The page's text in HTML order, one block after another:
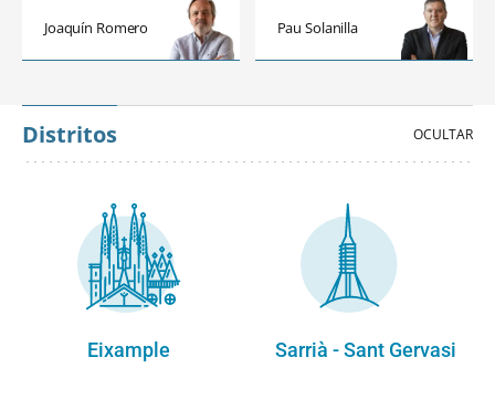
Joaquín Romero Pau Solanilla
Distritos
Eixample Sarrià - Sant Gervasi